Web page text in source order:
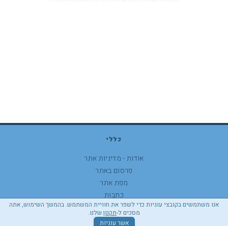
אנו משתמשים בקובצי עוגיות כדי לשפר את חוויית המשתמש. בהמשך השימוש, אתה
מסכים ל-תקנון שלנו.
אשר עוגיות
כללי
אודות - מדיניות אתר
פרסום באתר
מפת אתר
כתבות
התהרת נגישות